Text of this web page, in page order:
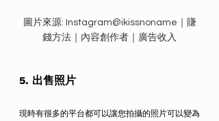
圖片來源: Instagram@ikissnoname｜賺
錢方法｜內容創作者｜廣告收入
5. 出售照片
現時有很多的平台都可以讓您拍攝的照片可以變為